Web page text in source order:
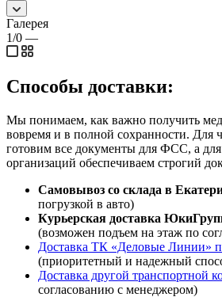
Галерея
1/0 —
Способы доставки:
Мы понимаем, как важно получить
вовремя и в полной сохранности. Для
готовим все документы для ФСС, а
организаций обеспечиваем строгий
Самовывоз со склада в
погрузкой в авто)
Курьерская доставка
(возможен подъем на этаж по
Доставка ТК «Деловые Линии»
(приоритетный и надежный
Доставка другой транспортной
согласованию с менеджером)